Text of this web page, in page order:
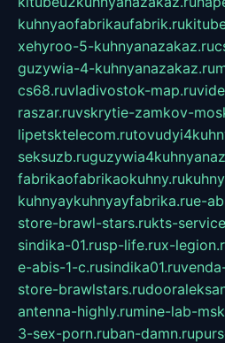
kuhnyaofabrikaufabrik.ru
xehyroo-5-kuhnyanazakaz.ru
guzywia-4-kuhnyanazakaz.ru
cs68.ruvladivostok-map.ru
raszar.ruvskrytie-zamkov-
lipetsktelecom.ru
seksuzb.ru
fabrikaofabrikaokuhny.ru
kuhnyaykuhnyayfabrika.rue-
store-brawl-stars.rukts-
sindika-01.rusp-life.rux-
e-abis-1-c.rusindika01.ru
store-brawlstars.ru
antenna-highly.rumine-lab-
3-sex-porn.ruban-damn.ru